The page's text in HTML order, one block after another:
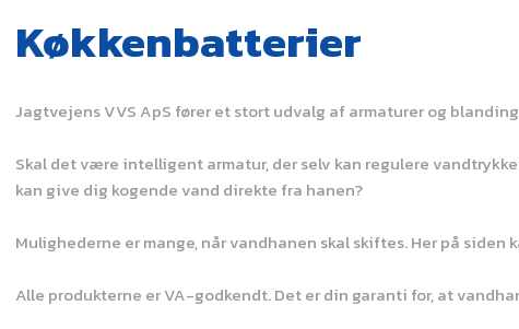
Køkkenbatterier
Jagtvejens VVS ApS fører et stort udvalg af armaturer og
Skal det være intelligent armatur, der selv kan regulere
kan give dig kogende vand direkte fra hanen?
Mulighederne er mange, når vandhanen skal skiftes. Her på
Alle produkterne er VA-godkendt. Det er din garanti for, at